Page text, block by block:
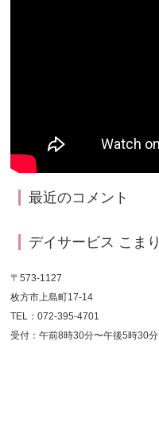
最近のコメント
デイサービス こまり
〒573-1127
枚方市上島町17-14
TEL：072-395-4701
受付：午前8時30分〜午後5時30分